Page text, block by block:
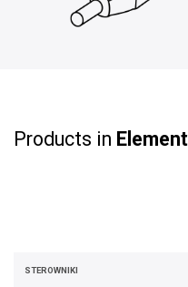
Products in
STEROWNIKI